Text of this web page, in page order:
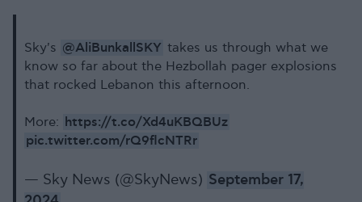
Sky's @AliBunkallSKY takes us through what we
know so far about the Hezbollah pager explosions
that rocked Lebanon this afternoon.
More: https://t.co/Xd4uKBQBUz
pic.twitter.com/rQ9flcNTRr
— Sky News (@SkyNews) September 17,